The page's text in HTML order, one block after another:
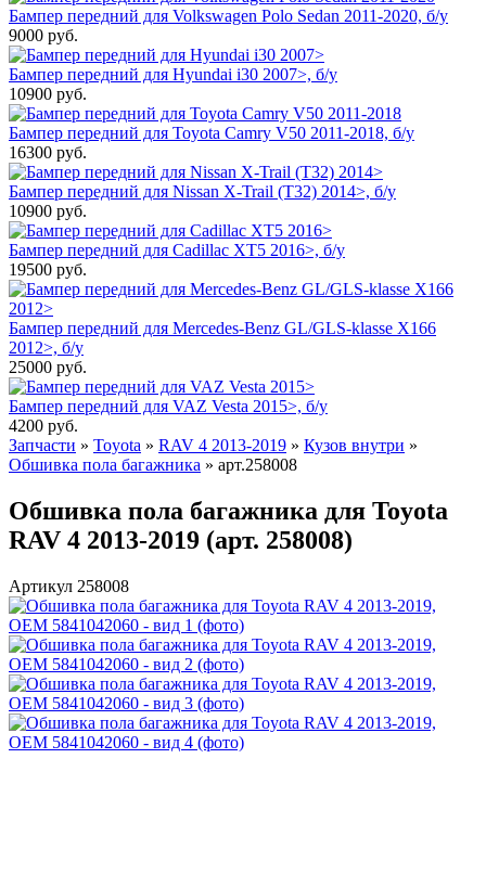
Бампер передний для Volkswagen Polo Sedan 2011-2020, б/у
9000 руб.
Бампер передний для Hyundai i30 2007>, б/у
10900 руб.
Бампер передний для Toyota Camry V50 2011-2018, б/у
16300 руб.
Бампер передний для Nissan X-Trail (T32) 2014>, б/у
10900 руб.
Бампер передний для Cadillac XT5 2016>, б/у
19500 руб.
Бампер передний для Mercedes-Benz GL/GLS-klasse X166
2012>, б/у
25000 руб.
Бампер передний для VAZ Vesta 2015>, б/у
4200 руб.
Запчасти » Toyota » RAV 4 2013-2019 » Кузов внутри »
Обшивка пола багажника » арт.258008
Обшивка пола багажника для Toyota
RAV 4 2013-2019 (арт. 258008)
Артикул 258008